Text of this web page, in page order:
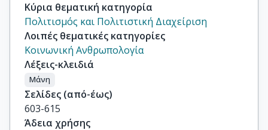
Κύρια θεματική κατηγορία
Πολιτισμός και Πολιτιστική Διαχείριση
Λοιπές θεματικές κατηγορίες
Κοινωνική Ανθρωπολογία
Λέξεις-κλειδιά
Μάνη
Σελίδες (από-έως)
603-615
Άδεια χρήσης